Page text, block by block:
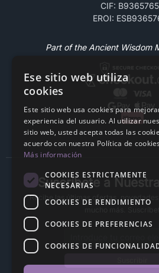
CIF:
EROI:
Part of the Ancient Wisdom
Suscríbete a
Recibe las últimas ofertas,
Ese sitio web utiliza
cookies
Este sitio web usa cookies para
experiencia del usuario. Al utilizar
sitio web, usted acepta todas las
acuerdo con nuestra Política de
Más información
COOKIES ESTRICTAMENTE
NECESARIAS
COOKIES DE RENDIMIENTO
COOKIES DE PREFERENCIAS
COOKIES DE